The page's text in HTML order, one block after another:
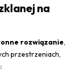
na
rozwiązanie,
przestrzeniach,